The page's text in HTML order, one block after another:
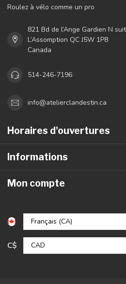
Roulez à vélo comme un pro
821 Bd de l’Ange Gardien N
L’Assomption QC J5W 1P8
Canada
514-246-7196
info@atelierclandestin.ca
Horaires d'ouvertures
Informations
Mon compte
C$